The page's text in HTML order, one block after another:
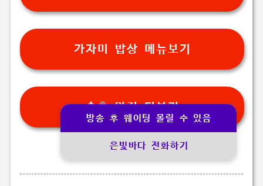
가자미 밥상 메뉴보기
속초 맛집 더보기
방송 후 웨이팅 몰릴 수 있음
은빛바다 전화하기